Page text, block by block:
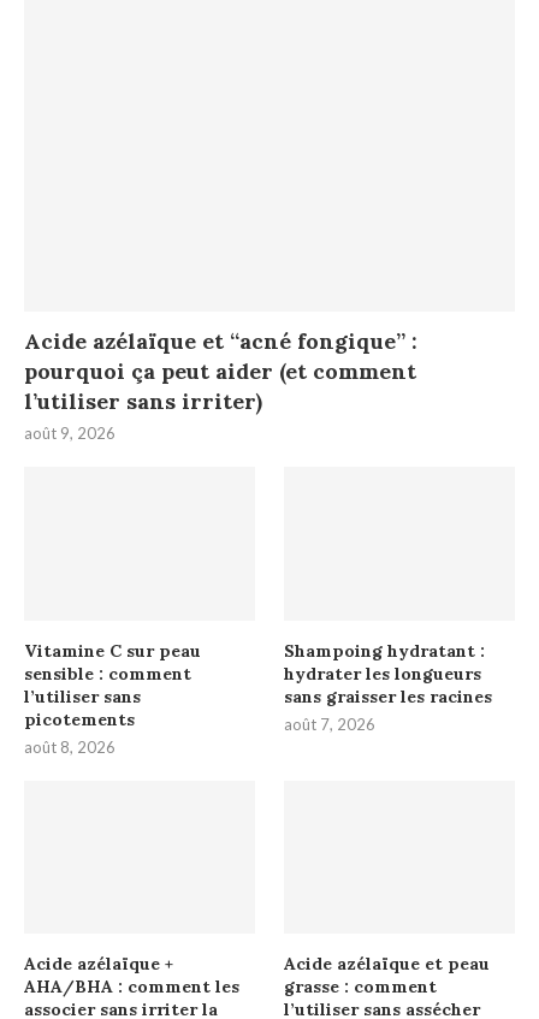
Acide azélaïque et “acné fongique” :
pourquoi ça peut aider (et comment
l’utiliser sans irriter)
août 9, 2026
Vitamine C sur peau
sensible : comment
l’utiliser sans
picotements
août 8, 2026
Shampoing hydratant :
hydrater les longueurs
sans graisser les racines
août 7, 2026
Acide azélaïque +
AHA/BHA : comment les
associer sans irriter la
Acide azélaïque et peau
grasse : comment
l’utiliser sans assécher